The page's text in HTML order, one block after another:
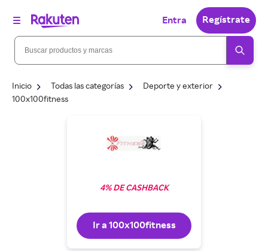
Entra Regístrate
Inicio Todas las categorías
Deporte y exterior
100x100fitness
4% DE CASHBACK
Ir a 100x100fitness